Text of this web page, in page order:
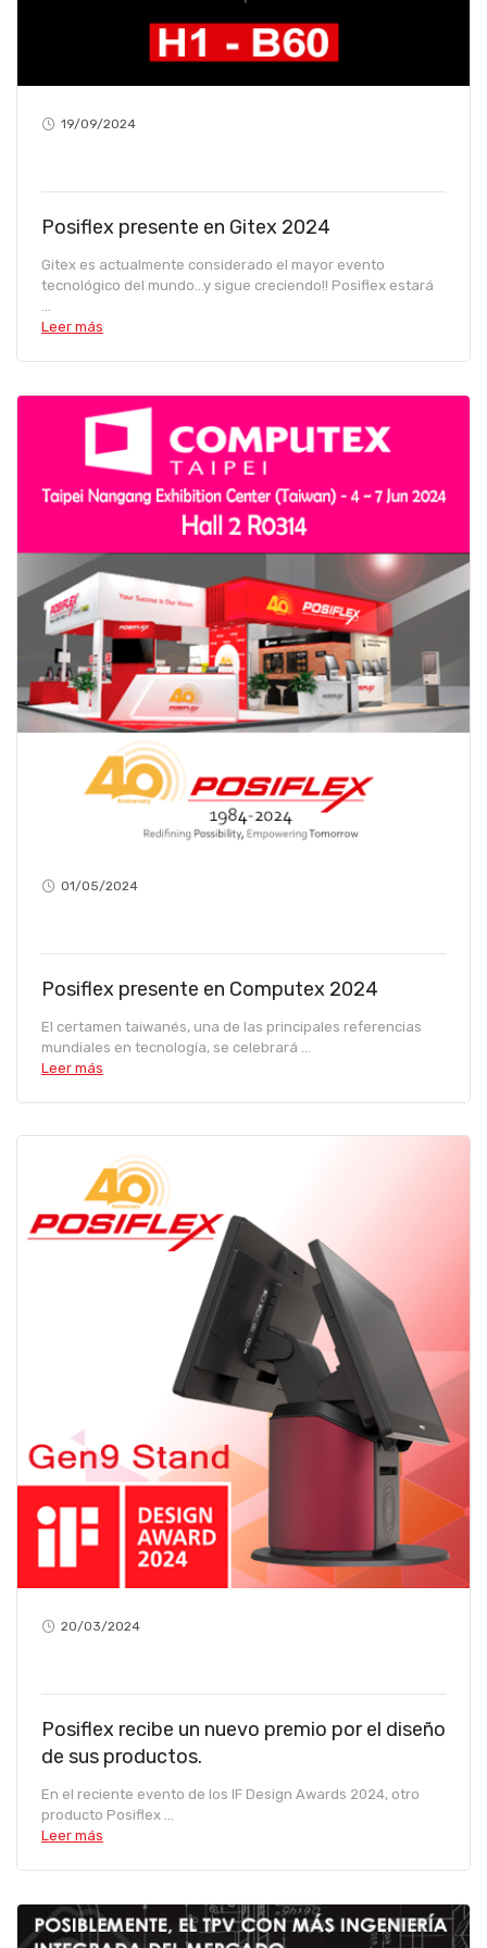
19/09/2024
Posiflex presente en Gitex 2024
Gitex es actualmente considerado el mayor evento
tecnológico del mundo...y sigue creciendo!! Posiflex estará
Leer más
01/05/2024
Posiflex presente en Computex 2024
El certamen taiwanés, una de las principales referencias
mundiales en tecnología, se celebrará ...
Leer más
20/03/2024
Posiflex recibe un nuevo premio por el diseño
de sus productos.
En el reciente evento de los IF Design Awards 2024, otro
producto Posiflex ...
Leer más